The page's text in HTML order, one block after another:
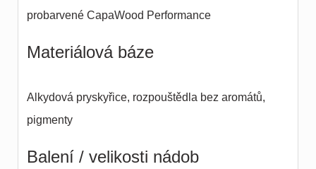
probarvené CapaWood Performance
Materiálová báze
Alkydová pryskyřice, rozpouštědla bez aromátů,
pigmenty
Balení / velikosti nádob